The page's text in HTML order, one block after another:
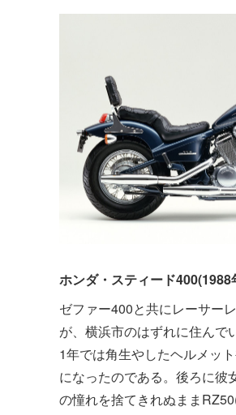
ホンダ・スティード400(1988
ゼファー400と共にレーサー
が、横浜市のはずれに住んで
1年では角生やしたヘルメッ
になったのである。後ろに彼
の憧れを捨てきれぬまま